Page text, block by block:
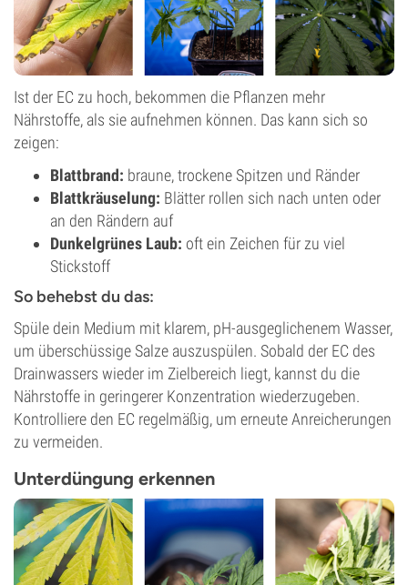
Ist der EC zu hoch, bekommen die Pflanzen mehr
Nährstoffe, als sie aufnehmen können. Das kann sich so
zeigen:
Blattbrand: braune, trockene Spitzen und Ränder
Blattkräuselung: Blätter rollen sich nach unten oder
an den Rändern auf
Dunkelgrünes Laub: oft ein Zeichen für zu viel
Stickstoff
So behebst du das:
Spüle dein Medium mit klarem, pH-ausgeglichenem Wasser,
um überschüssige Salze auszuspülen. Sobald der EC des
Drainwassers wieder im Zielbereich liegt, kannst du die
Nährstoffe in geringerer Konzentration wiederzugeben.
Kontrolliere den EC regelmäßig, um erneute Anreicherungen
zu vermeiden.
Unterdüngung erkennen